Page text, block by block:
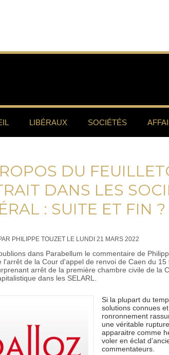
LIBÉRAUX SOCIÉTÉS
DU
DANS LES
: SUITE ET FIN ?
PHILIPPE TOUZET LE LUNDI 21 MARS 2022
dans Parabellum le commentaire de
l'arrêt de la Cour d'appel de renvoi de Caen du
arrêt de la première chambre civile de la
dans les SELARL.
Si la plupart du
solutions connues
ronronnement
une véritable
apparaitre comme
voler en éclat
commentateurs.